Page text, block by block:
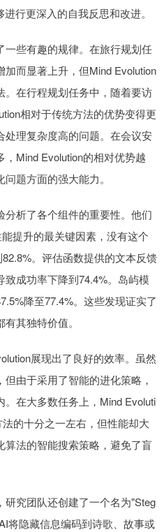
行更深入的自我反思和改进。
些有趣的规律。在旅行规划任
而显著上升，但Mind Evolution
。在行程规划任务中，随着要访
相对于传统方法的优势变得更
理复杂度高的问题。在会议安
Mind Evolution的相对优势越
题方面的强大能力。
析了各个组件的重要性。他们
提升的最关键因素，没有这个
。评估函数提供的文本反馈
成功率下降到74.4%。岛屿模
降至77.4%。这些发现证实了
其独特价值。
展现出了良好的效率。虽然
由于采用了智能的进化策略，
在大多数任务上，Mind Evoluti
的十分之一左右，但性能却大
法的智能搜索策略，避免了盲
究团队还创建了一个名为"Steg
将隐藏信息编码到诗歌、故事或